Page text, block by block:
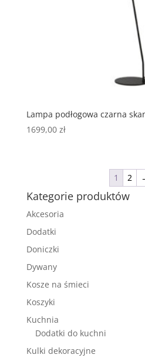
Lampa podłogowa czarna
1699,00 zł
1 2
Kategorie produktów
Akcesoria
Dodatki
Doniczki
Dywany
Kosze na śmieci
Koszyki
Kuchnia
Dodatki do kuchni
Kulki dekoracyjne